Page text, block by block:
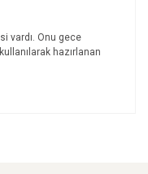
vardı. Onu gece
hazırlanan